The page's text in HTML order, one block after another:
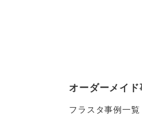
オーダーメイド
フラスタ事例一覧